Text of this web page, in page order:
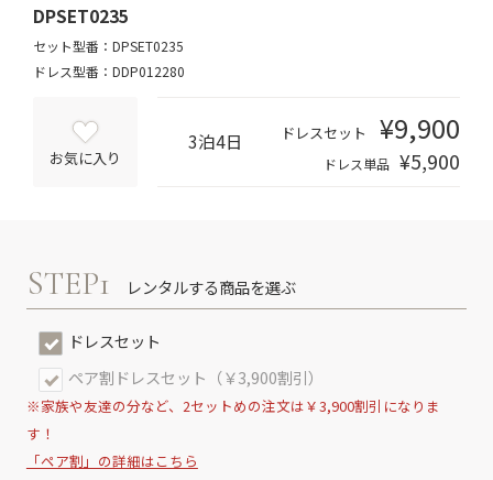
DPSET0235
セット型番：DPSET0235
ドレス型番：DDP012280
お気に入り
3泊4日 ドレスセット ¥9,900
ドレス単品 ¥5,900
STEP1 レンタルする商品を選ぶ
ドレスセット
ペア割ドレスセット（￥3,900割引）
※家族や友達の分など、2セットめの注文は￥3,900割引になりま
す！
「ペア割」の詳細はこちら